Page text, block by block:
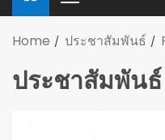
Home ประชาสัมพันธ์
ประชาสัมพันธ์